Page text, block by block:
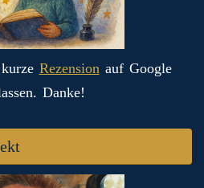
Rezension auf Google
Danke!